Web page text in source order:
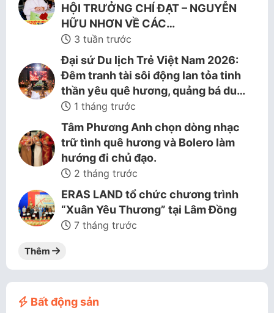
HỘI TRƯỞNG CHÍ ĐẠT – NGUYỄN
HỮU NHƠN VỀ CÁC…
3 tuần trước
Đại sứ Du lịch Trẻ Việt Nam 2026:
Đêm tranh tài sôi động lan tỏa tinh
thần yêu quê hương, quảng bá du…
1 tháng trước
Tâm Phương Anh chọn dòng nhạc
trữ tình quê hương và Bolero làm
hướng đi chủ đạo.
2 tháng trước
ERAS LAND tổ chức chương trình
“Xuân Yêu Thương” tại Lâm Đồng
7 tháng trước
Thêm
Bất động sản